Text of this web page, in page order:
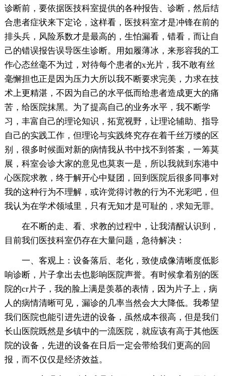
诊断前，要依据医技科室提供的各种报告、诊断，然后结
合患者症状来下定论，这样看，医技科室才是冲锋在前的
排头兵，风险系数才是最高的，生怕漏看，错看，而让自
己的错误报告误导医生诊断。用如履薄冰，来形容我的工
作心态丝毫不为过，对待每个患者的x光片，我不敢有丝
毫懈担也正是因为压力大所以我不断要求完美，力求在技
术上更精湛，不因为自己的水平低而给患者造成更大的痛
苦，给医院抹黑。为了提高自己的业务水平，我不断学
习，丰富自己的理论知识，拓宽视野，让理论辅助、指导
自己的实践工作，但理论与实践终究存在着千丝万缕的区
别，很多时候面对新的病情我从书中找不到答案，一筹莫
展，科室会诊大家的意见也莫衷一是，所以我就到东港中
心医院求教，终于解开心中疑团，回到医院后很多同事对
我的这种行为不理解，或许觉得讨教的行为不光彩吧，但
我认为在学术领域里，只有无知才是可耻的，求知无罪。
在不断的走、看、求教的过程中，让我清醒认识到，
目前我们医技科室仍存在大量问题，急待解决：
一、客观上：设备落后、老化，致使成像清晰度低影
响诊断，片子拿出去也影响医院声誉。有时候拿着别的医
院的cr片子，我的脸上满是羡慕的表情，因为片子上，病
人的病情清晰可见，漏诊的几率当然会大大降低。我希望
我们医院也能引进先进的设备，虽然成本很高，但是我们
长山医院既然是乡镇中的一流医院，就应该有高于其他医
院的设备，先进的设备在日后一定会带给我们更高的回
报，而不仅仅是经济效益。